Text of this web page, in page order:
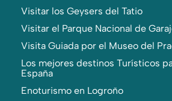
Visitar los Geysers del Tatio
Visitar el Parque Nacional de
Visita Guiada por el Museo del
Los mejores destinos Turísticos
España
Enoturismo en Logroño